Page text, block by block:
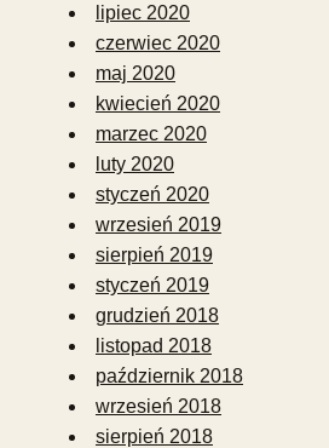
lipiec 2020
czerwiec 2020
maj 2020
kwiecień 2020
marzec 2020
luty 2020
styczeń 2020
wrzesień 2019
sierpień 2019
styczeń 2019
grudzień 2018
listopad 2018
październik 2018
wrzesień 2018
sierpień 2018